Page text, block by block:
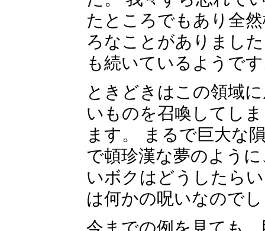
たところでもあり全
ろなことがありまし
も続いているようで
ときどきはこの領域
いものを召喚してし
ます。 まるで巨大な
で頓珍漢な夢のよう
いボクはどうしたら
は何かの呪いなので
今までの例を見ても